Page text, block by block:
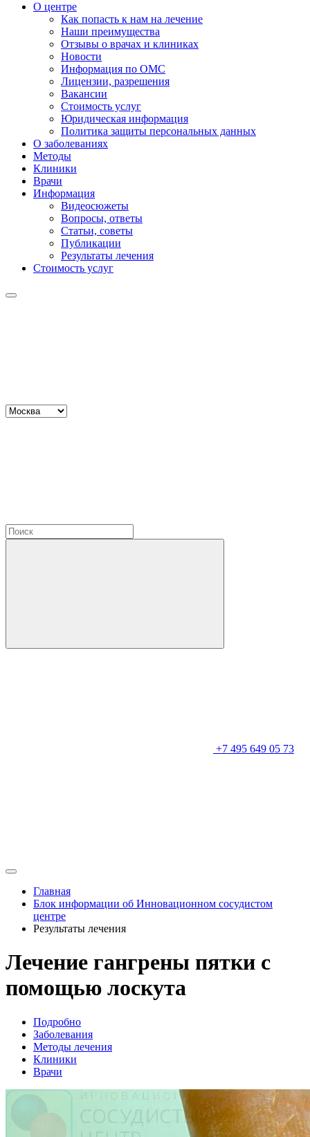
О центре
Как попасть к нам на лечение
Наши преимущества
Отзывы о врачах и клиниках
Новости
Информация по ОМС
Лицензии, разрешения
Вакансии
Стоимость услуг
Юридическая информация
Политика защиты персональных данных
О заболеваниях
Методы
Клиники
Врачи
Информация
Видеосюжеты
Вопросы, ответы
Статьи, советы
Публикации
Результаты лечения
Стоимость услуг
+7 495 649 05 73
Главная
Блок информации об Инновационном сосудистом
центре
Результаты лечения
Лечение гангрены пятки с
помощью лоскута
Подробно
Заболевания
Методы лечения
Клиники
Врачи